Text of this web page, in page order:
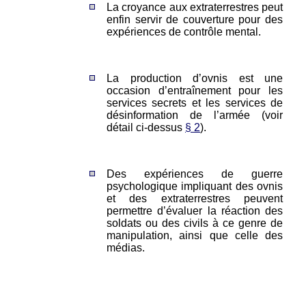
La croyance aux extraterrestres peut
enfin servir de couverture pour des
expériences de contrôle mental.
La production d’ovnis est une
occasion d’entraînement pour les
services secrets et les services de
désinformation de l’armée (voir
détail ci-dessus § 2).
Des expériences de guerre
psychologique impliquant des ovnis
et des extraterrestres peuvent
permettre d’évaluer la réaction des
soldats ou des civils à ce genre de
manipulation, ainsi que celle des
médias.